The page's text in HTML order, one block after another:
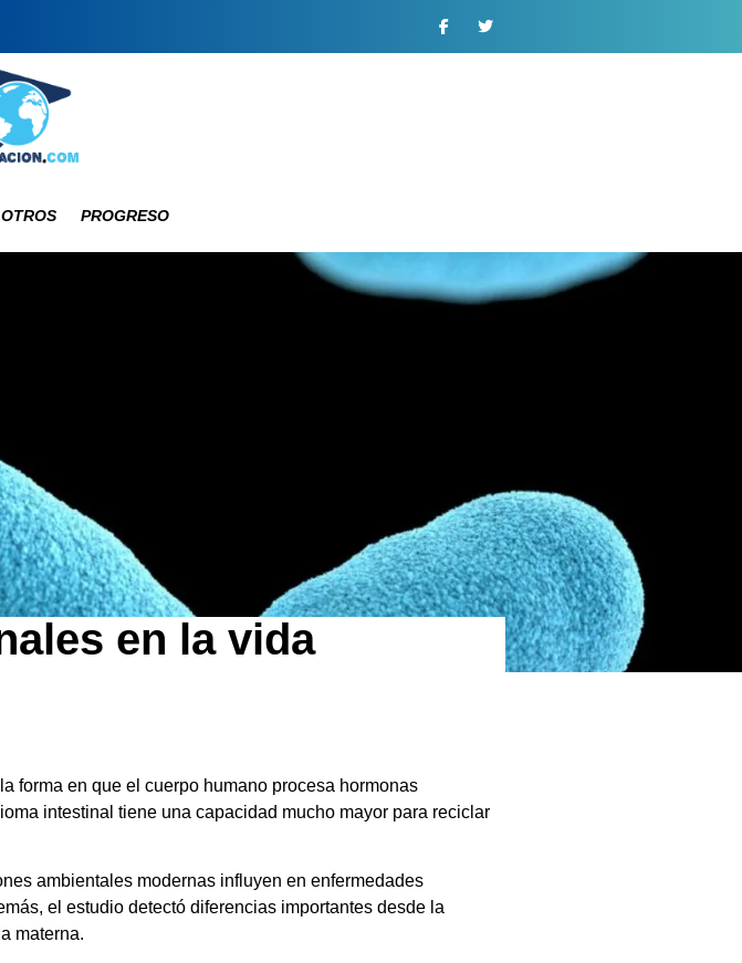
OTROS PROGRESO
en la vida
forma en que el cuerpo humano procesa hormonas
intestinal tiene una capacidad mucho mayor para reciclar
ambientales modernas influyen en enfermedades
el estudio detectó diferencias importantes desde la
materna.